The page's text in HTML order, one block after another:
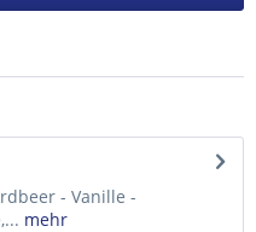
- Vanille -
mehr